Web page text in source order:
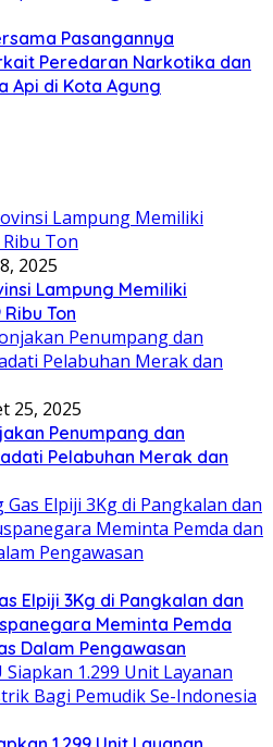
Pasangannya
Peredaran Narkotika dan
Api di Kota Agung
2025
Lampung Memiliki
Ton
25, 2025
Penumpang dan
Pelabuhan Merak dan
Elpiji 3Kg di Pangkalan dan
Meminta Pemda
Dalam Pengawasan